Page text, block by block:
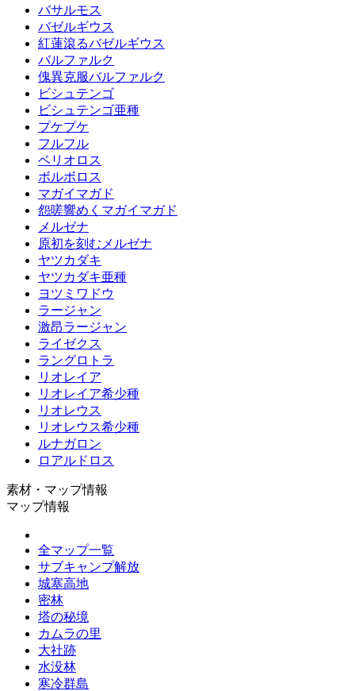
バサルモス
バゼルギウス
紅蓮滾るバゼルギウス
バルファルク
傀異克服バルファルク
ビシュテンゴ
ビシュテンゴ亜種
プケプケ
フルフル
ベリオロス
ボルボロス
マガイマガド
怨嗟響めくマガイマガド
メルゼナ
原初を刻むメルゼナ
ヤツカダキ
ヤツカダキ亜種
ヨツミワドウ
ラージャン
激昂ラージャン
ライゼクス
ラングロトラ
リオレイア
リオレイア希少種
リオレウス
リオレウス希少種
ルナガロン
ロアルドロス
素材・マップ情報
マップ情報
全マップ一覧
サブキャンプ解放
城塞高地
密林
塔の秘境
カムラの里
大社跡
水没林
寒冷群島